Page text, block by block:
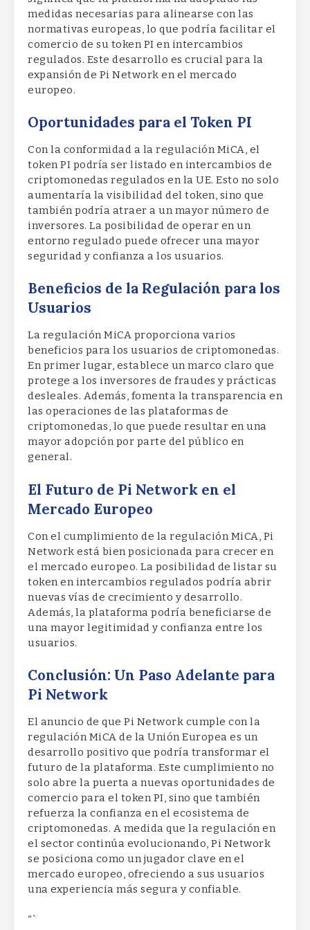
medidas necesarias para alinearse con las
normativas europeas, lo que podría facilitar el
comercio de su token PI en intercambios
regulados. Este desarrollo es crucial para la
expansión de Pi Network en el mercado
europeo.
Oportunidades para el Token PI
Con la conformidad a la regulación MiCA, el
token PI podría ser listado en intercambios de
criptomonedas regulados en la UE. Esto no solo
aumentaría la visibilidad del token, sino que
también podría atraer a un mayor número de
inversores. La posibilidad de operar en un
entorno regulado puede ofrecer una mayor
seguridad y confianza a los usuarios.
Beneficios de la Regulación para los
Usuarios
La regulación MiCA proporciona varios
beneficios para los usuarios de criptomonedas.
En primer lugar, establece un marco claro que
protege a los inversores de fraudes y prácticas
desleales. Además, fomenta la transparencia en
las operaciones de las plataformas de
criptomonedas, lo que puede resultar en una
mayor adopción por parte del público en
general.
El Futuro de Pi Network en el
Mercado Europeo
Con el cumplimiento de la regulación MiCA, Pi
Network está bien posicionada para crecer en
el mercado europeo. La posibilidad de listar su
token en intercambios regulados podría abrir
nuevas vías de crecimiento y desarrollo.
Además, la plataforma podría beneficiarse de
una mayor legitimidad y confianza entre los
usuarios.
Conclusión: Un Paso Adelante para
Pi Network
El anuncio de que Pi Network cumple con la
regulación MiCA de la Unión Europea es un
desarrollo positivo que podría transformar el
futuro de la plataforma. Este cumplimiento no
solo abre la puerta a nuevas oportunidades de
comercio para el token PI, sino que también
refuerza la confianza en el ecosistema de
criptomonedas. A medida que la regulación en
el sector continúa evolucionando, Pi Network
se posiciona como un jugador clave en el
mercado europeo, ofreciendo a sus usuarios
una experiencia más segura y confiable.
“`